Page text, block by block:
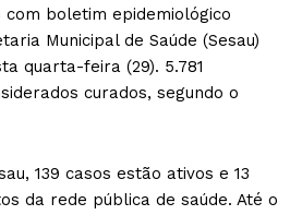
com boletim epidemiológico
Municipal de Saúde (Sesau)
quarta-feira (29). 5.781
curados, segundo o
139 casos estão ativos e 13
da rede pública de saúde. Até o